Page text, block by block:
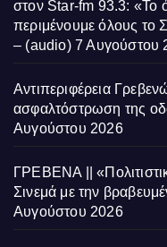
στον Star-fm 93.3: «Το
περιμένουμε όλους το
– (audio) 7 Αυγούστου
Αντιπεριφέρεια
ασφαλτόστρωση της
Αυγούστου 2026
ΓΡΕΒΕΝΑ ||
Σινεμά με την
Αυγούστου 2026